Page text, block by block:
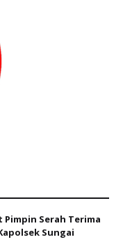
Pimpin Serah Terima
Sungai